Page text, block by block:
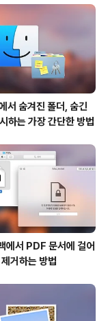
바
숨겨진 폴더, 숨긴
하는 가장 간단한 방법
서 PDF 문서에 걸어
거하는 방법